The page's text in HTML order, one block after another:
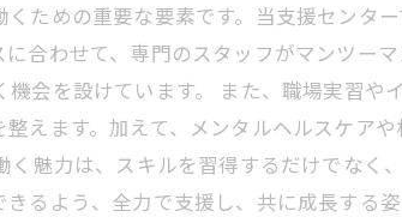
ための重要な要素です。当支援センタ
合わせて、専門のスタッフがマンツーマ
会を設けています。 また、職場実習や
えます。加えて、メンタルヘルスケア
魅力は、スキルを習得するだけでなく
るよう、全力で支援し、共に成長する